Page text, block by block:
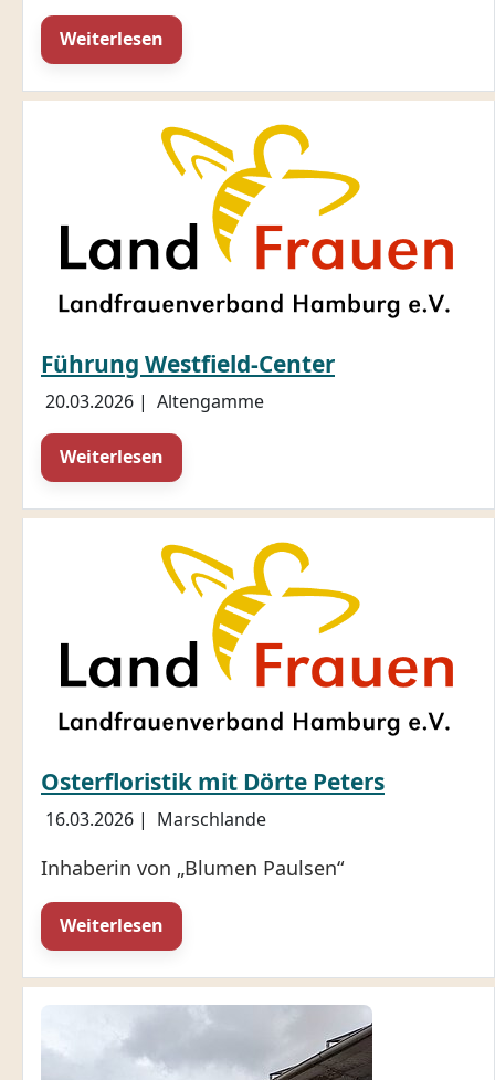
Weiterlesen
Führung Westfield-Center
20.03.2026 | Altengamme
Weiterlesen
Osterfloristik mit Dörte Peters
16.03.2026 | Marschlande
Inhaberin von „Blumen Paulsen“
Weiterlesen